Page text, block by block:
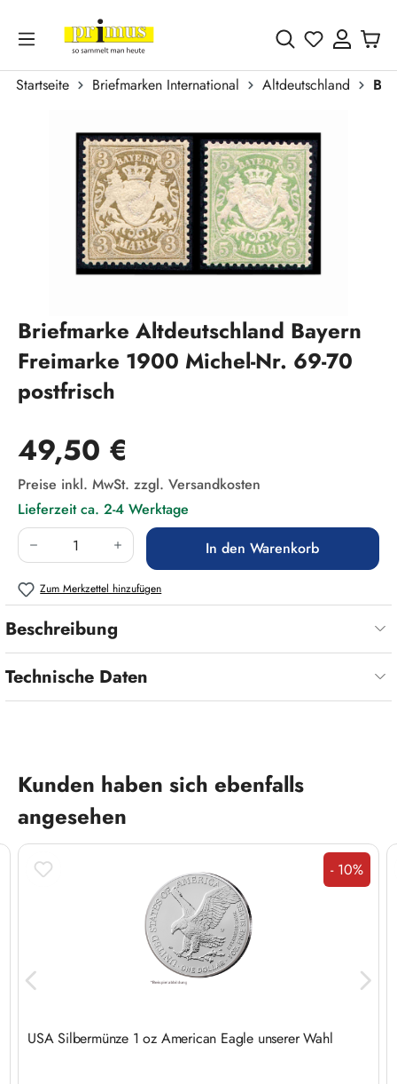
Zum Hauptinhalt springen
Du hast 0
Startseite Briefmarken International Altdeutschland
Briefmarke Altdeutschland Bayern
Freimarke 1900 Michel-Nr. 69-70
postfrisch
Regulärer Preis:
49,50 €
Preise inkl. MwSt. zzgl. Versandkosten
Lieferzeit ca. 2-4 Werktage
Produkt Anzahl: Gib den gewünschten Wert
In den Warenkorb
Zum Merkzettel hinzufügen
Beschreibung
Technische Daten
Produktgalerie überspringen
Kunden haben sich ebenfalls
angesehen
Rabatt
- 10%
USA Silbermünze 1 oz American Eagle unserer Wahl